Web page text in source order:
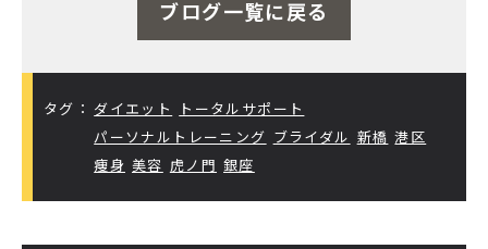
ブログ一覧に戻る
タグ： ダイエット
トータルサポート
パーソナルトレーニング ブライダル 新橋 港区
痩身 美容 虎ノ門 銀座